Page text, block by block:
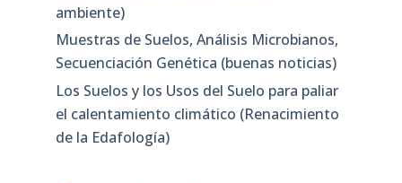
ambiente)
Muestras de Suelos, Análisis Microbianos,
Secuenciación Genética (buenas noticias)
Los Suelos y los Usos del Suelo para paliar
el calentamiento climático (Renacimiento
de la Edafología)